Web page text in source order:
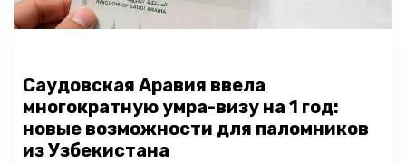
Саудовская Аравия ввела
многократную умра-визу на 1 год:
новые возможности для паломников
из Узбекистана